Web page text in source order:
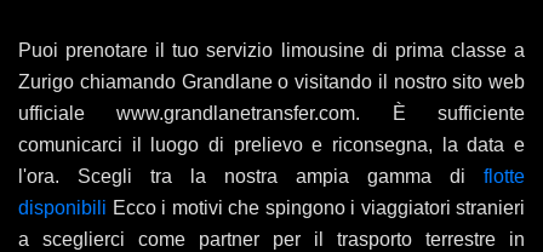
Puoi prenotare il tuo servizio limousine di prima classe a
Zurigo chiamando Grandlane o visitando il nostro sito web
ufficiale www.grandlanetransfer.com. È sufficiente
comunicarci il luogo di prelievo e riconsegna, la data e
l'ora. Scegli tra la nostra ampia gamma di flotte
disponibili Ecco i motivi che spingono i viaggiatori stranieri
a sceglierci come partner per il trasporto terrestre in